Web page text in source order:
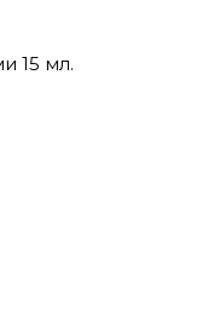
15 мл.